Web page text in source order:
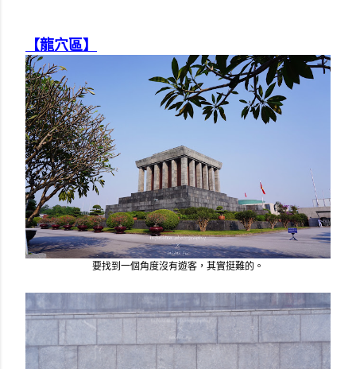
【龍穴區】
要找到一個角度沒有遊客，其實挺難的。